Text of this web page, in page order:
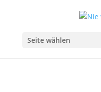
Seite wählen